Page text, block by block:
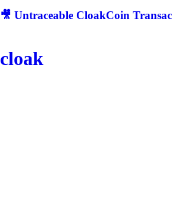
🎥 Untraceable CloakCoin
cloak